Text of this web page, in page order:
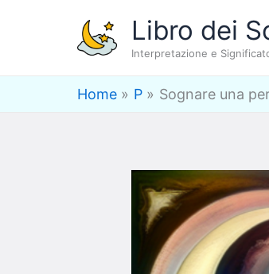
Libro dei
Interpretazione e
Home P Sognare una